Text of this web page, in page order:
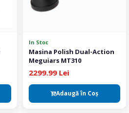
In Stoc
Masina Polish Dual-Action
Meguiars MT310
2299.99 Lei
Adaugă în Coş